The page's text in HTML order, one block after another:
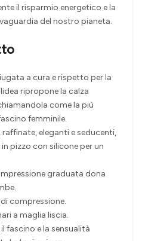
il risparmio energetico e la
del nostro pianeta.
a cura e rispetto per la
ripropone la calza
come la più
femminile.
eleganti e seducenti,
pizzo con silicone per un
graduata dona
compressione.
a maglia liscia.
fascino e la sensualità